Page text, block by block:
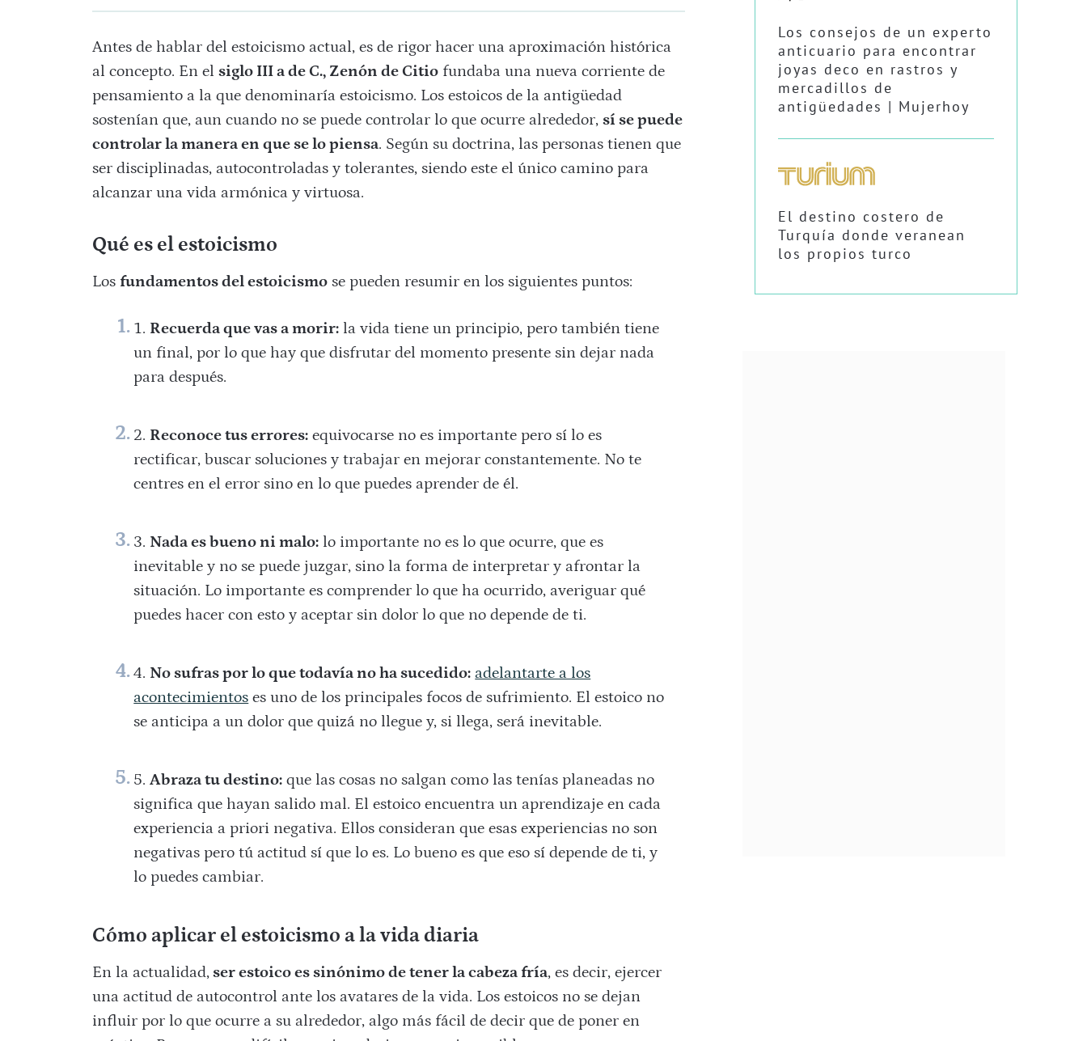
Antes de hablar del estoicismo actual, es de rigor hacer una aproximación histórica
al concepto. En el siglo III a de C., Zenón de Citiofundaba una nueva corriente de
pensamiento a la que denominaría estoicismo. Los estoicos de la antigüedad
sostenían que, aun cuando no se puede controlar lo que ocurre alrededor, sí se puede
controlar la manera en que se lo piensa. Según su doctrina, las personas tienen que
ser disciplinadas, autocontroladas y tolerantes, siendo este el único camino para
alcanzar una vida armónica y virtuosa.
Qué es el estoicismo
Los fundamentos del estoicismose pueden resumir en los siguientes puntos:
Recuerda que vas a morir: la vida tiene un principio, pero también tiene
un final, por lo que hay que disfrutar del momento presente sin dejar nada
para después.
Reconoce tus errores: equivocarse no es importante pero sí lo es
rectificar, buscar soluciones y trabajar en mejorar constantemente. No te
centres en el error sino en lo que puedes aprender de él.
Nada es bueno ni malo: lo importante no es lo que ocurre, que es
inevitable y no se puede juzgar, sino la forma de interpretar y afrontar la
situación. Lo importante es comprender lo que ha ocurrido, averiguar qué
puedes hacer con esto y aceptar sin dolor lo que no depende de ti.
No sufras por lo que todavía no ha sucedido: adelantarte a los
acontecimientos es uno de los principales focos de sufrimiento. El estoico no
se anticipa a un dolor que quizá no llegue y, si llega, será inevitable.
Abraza tu destino: que las cosas no salgan como las tenías planeadas no
significa que hayan salido mal. El estoico encuentra un aprendizaje en cada
experiencia a priori negativa. Ellos consideran que esas experiencias no son
negativas pero tú actitud sí que lo es. Lo bueno es que eso sí depende de ti, y
lo puedes cambiar.
Cómo aplicar el estoicismo a la vida diaria
En la actualidad,ser estoico es sinónimo de tener la cabeza fría, es decir, ejercer
una actitud de autocontrol ante los avatares de la vida. Los estoicos no se dejan
influir por lo que ocurre a su alrededor, algo más fácil de decir que de poner en
Los consejos de un experto
anticuario para encontrar
joyas deco en rastros y
mercadillos de
antigüedades | Mujerhoy
El destino costero de
Turquía donde veranean
los propios turco